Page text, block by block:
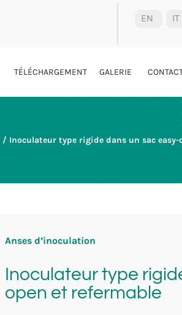
EN IT
TÉLÉCHARGEMENT GALERIE
/ Inoculateur type rigide dans un sac easy-
Anses d’inoculation
Inoculateur type
open et refermable